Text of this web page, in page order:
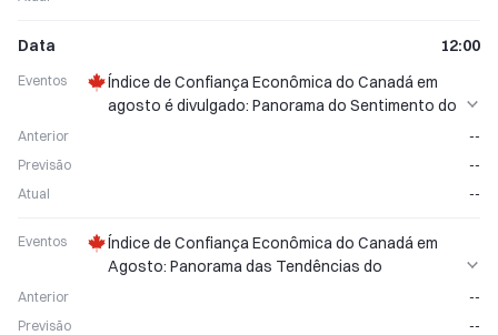
Data 12:00
Eventos
Índice de Confiança Econômica do Canadá em
agosto é divulgado: Panorama do Sentimento do
Anterior
--
Previsão
--
Atual
--
Eventos
Índice de Confiança Econômica do Canadá em
Agosto: Panorama das Tendências do
Anterior
--
Previsão
--